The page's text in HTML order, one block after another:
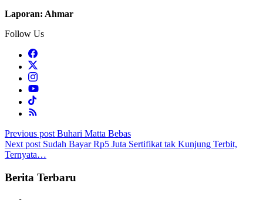
Laporan: Ahmar
Follow Us
Post
navigation
Previous post Buhari Matta Bebas
Next post Sudah Bayar Rp5 Juta Sertifikat tak Kunjung Terbit,
Ternyata…
Berita Terbaru